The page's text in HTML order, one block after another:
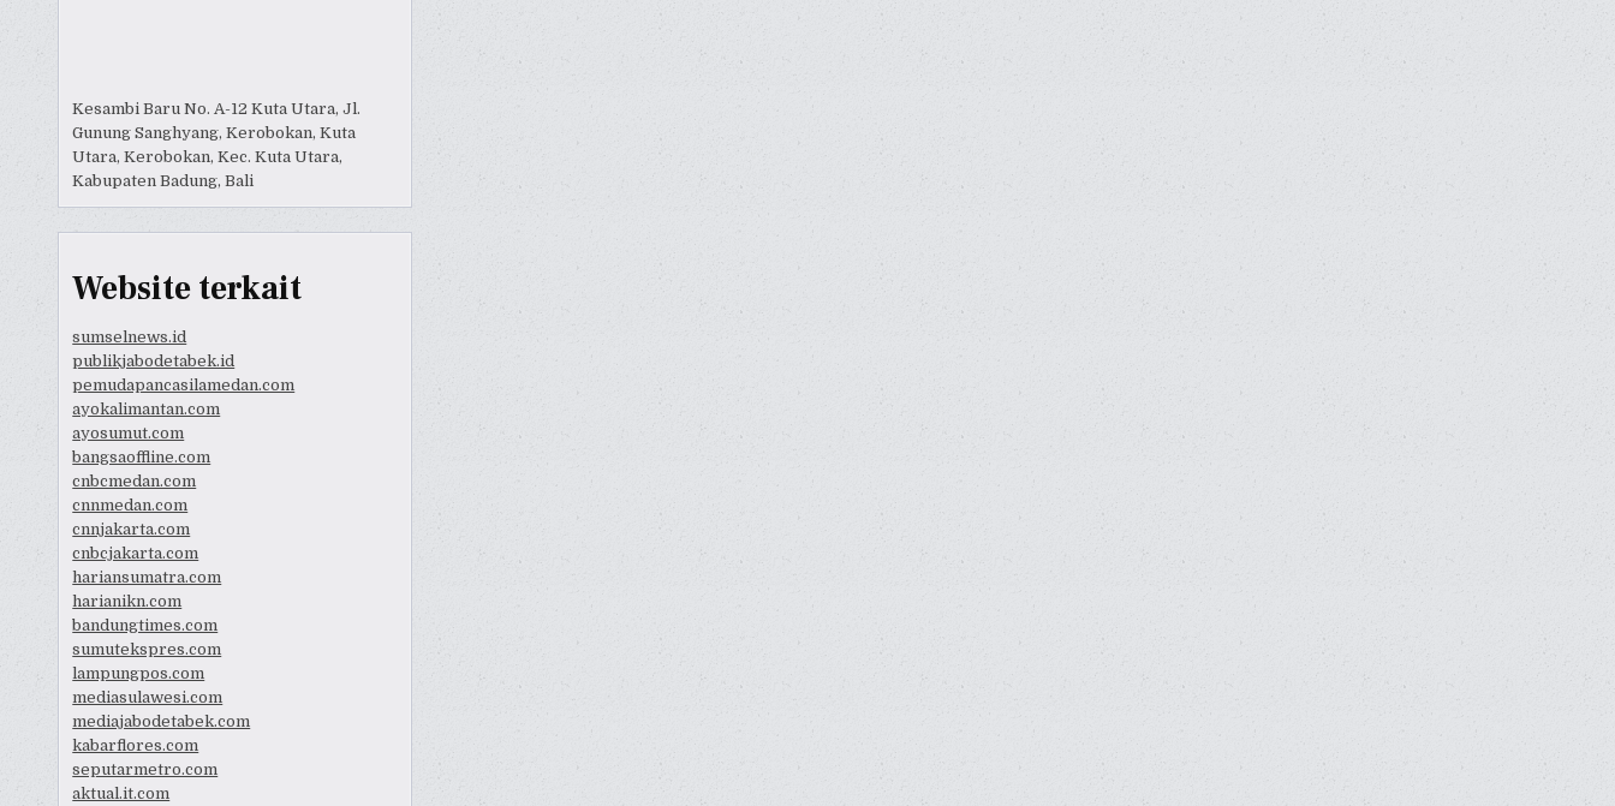
Kesambi Baru No. A-12 Kuta Utara, Jl.
Gunung Sanghyang, Kerobokan, Kuta
Utara, Kerobokan, Kec. Kuta Utara,
Kabupaten Badung, Bali
Website terkait
sumselnews.id
publikjabodetabek.id
pemudapancasilamedan.com
ayokalimantan.com
ayosumut.com
bangsaoffline.com
cnbcmedan.com
cnnmedan.com
cnnjakarta.com
cnbcjakarta.com
hariansumatra.com
harianikn.com
bandungtimes.com
sumutekspres.com
lampungpos.com
mediasulawesi.com
mediajabodetabek.com
kabarflores.com
seputarmetro.com
aktual.it.com